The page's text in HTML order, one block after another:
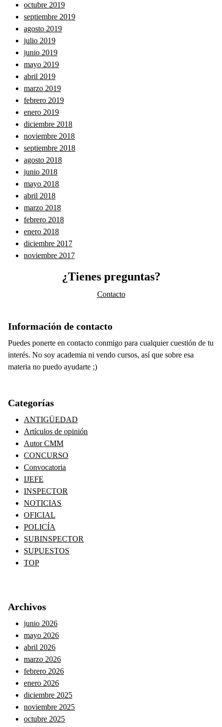
octubre 2019
septiembre 2019
agosto 2019
julio 2019
junio 2019
mayo 2019
abril 2019
marzo 2019
febrero 2019
enero 2019
diciembre 2018
noviembre 2018
septiembre 2018
agosto 2018
junio 2018
mayo 2018
abril 2018
marzo 2018
febrero 2018
enero 2018
diciembre 2017
noviembre 2017
¿Tienes preguntas?
Contacto
Información de contacto
Puedes ponerte en contacto conmigo para cualquier cuestión de tu
interés. No soy academia ni vendo cursos, así que sobre esa
materia no puedo ayudarte ;)
Categorías
ANTIGÜEDAD
Artículos de opinión
Autor CMM
CONCURSO
Convocatoria
IJEFE
INSPECTOR
NOTICIAS
OFICIAL
POLICÍA
SUBINSPECTOR
SUPUESTOS
TOP
Archivos
junio 2026
mayo 2026
abril 2026
marzo 2026
febrero 2026
enero 2026
diciembre 2025
noviembre 2025
octubre 2025